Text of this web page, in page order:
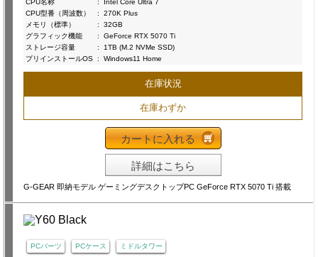
CPU名称 :
Intel Core Ultra 7
CPU型番（周波数）
:
270K Plus
メモリ（標準）
:
32GB
グラフィック機能
:
GeForce RTX 5070 Ti
ストレージ容量
:
1TB (M.2 NVMe SSD)
プリインストールOS : Windows11 Home
在庫状況
在庫わずか
カートに入れる
詳細はこちら
G-GEAR 即納モデル ゲーミングデスクトップPC GeForce RTX 5070 Ti 搭載
PCパーツ PCケース ミドルタワー